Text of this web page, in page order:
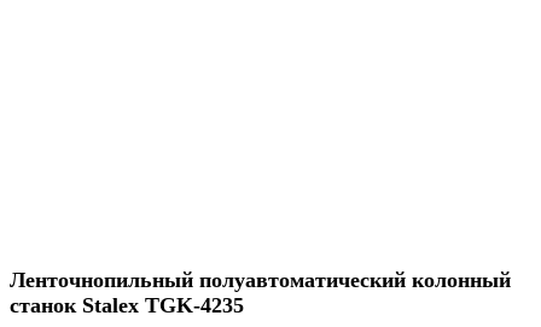
Ленточнопильный полуавтоматический колонный
станок Stalex TGK-4235